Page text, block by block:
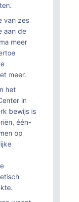
van zes
aan de
meer
meer.
het
in
bewijs is
één-
op